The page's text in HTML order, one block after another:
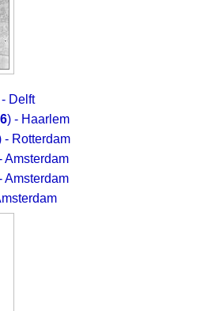
Delft
) - Haarlem
- Rotterdam
Amsterdam
Amsterdam